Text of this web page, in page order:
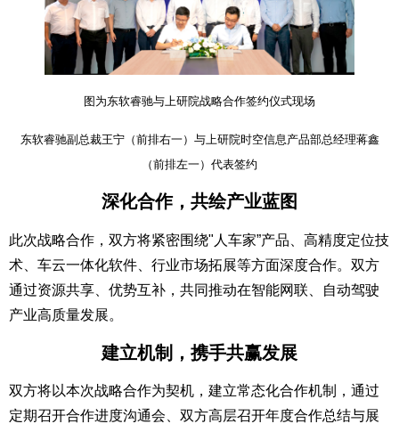
图为东软睿驰与上研院战略合作签约仪式现场
东软睿驰副总裁王宁（前排右一）与上研院时空信息产品部总经理蒋鑫
（前排左一）代表签约
深化合作，共绘产业蓝图
此次战略合作，双方将紧密围绕"人车家”产品、高精度定位技
术、车云一体化软件、行业市场拓展等方面深度合作。双方
通过资源共享、优势互补，共同推动在智能网联、自动驾驶
产业高质量发展。
建立机制，携手共赢发展
双方将以本次战略合作为契机，建立常态化合作机制，通过
定期召开合作进度沟通会、双方高层召开年度合作总结与展